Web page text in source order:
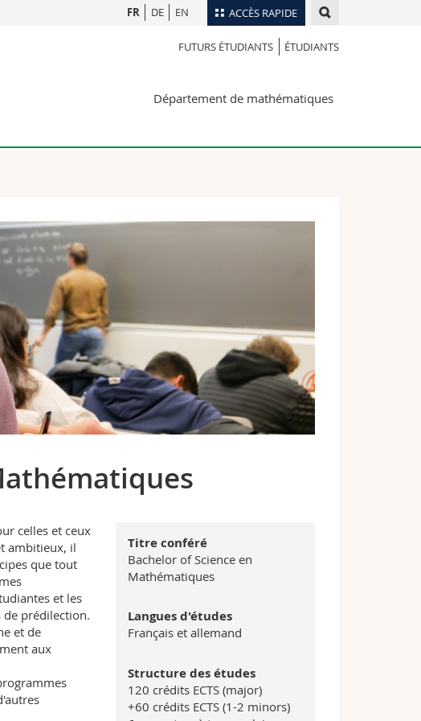
ACCÈS RAPIDE
Annuaire du personnel
Bibliothèques
Programme des cours
FR DE EN
FUTURS ÉTUDIANTS ÉTUDIANTS
Département de mathématiques
celles et ceux
ambitieux, il
que tout
et les
de prédilection.
et de
aux
Titre conféré
Bachelor of Science en
Mathématiques
Langues d'études
Français et allemand
Structure des études
120 crédits ECTS (major)
+60 crédits ECTS (1-2 minors)